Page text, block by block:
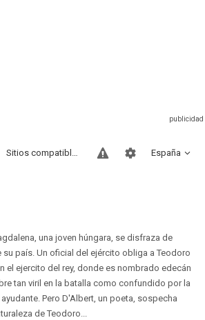
España
Sitios compatibles
una joven húngara, se disfraza de
su país. Un oficial del ejército obliga a Teodoro
el ejercito del rey, donde es nombrado edecán
tan viril en la batalla como confundido por la
Pero D'Albert, un poeta, sospecha
de Teodoro...